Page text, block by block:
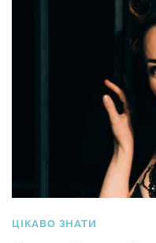
ЦІКАВО ЗНАТИ